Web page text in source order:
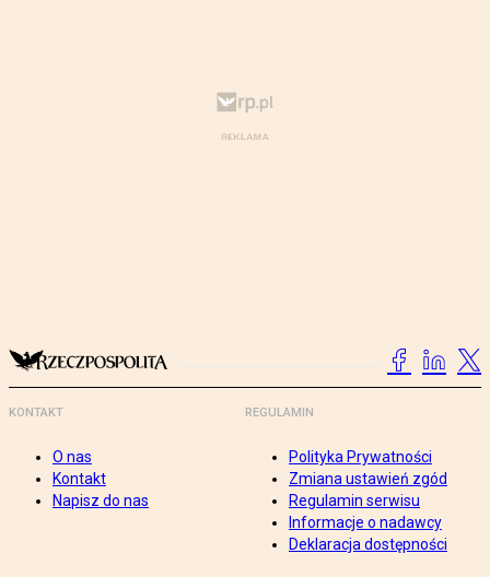
KONTAKT
O nas
Kontakt
Napisz do nas
REGULAMIN
Polityka Prywatności
Zmiana ustawień zgód
Regulamin serwisu
Informacje o nadawcy
Deklaracja dostępności